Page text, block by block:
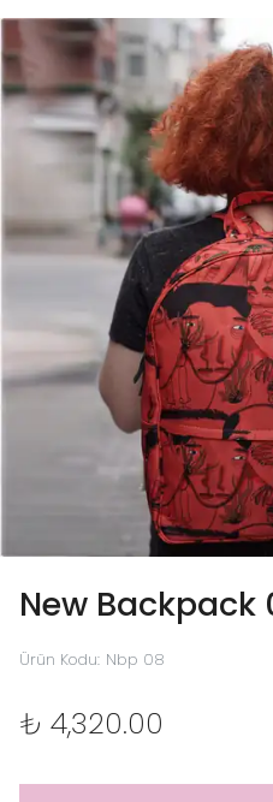
New Backpack
Ürün Kodu: Nbp 08
₺ 4,320.00